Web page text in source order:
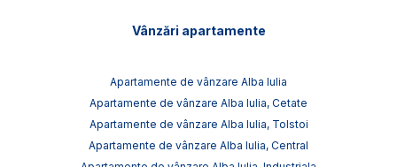
Vânzări apartamente
Apartamente de vânzare Alba Iulia
Apartamente de vânzare Alba Iulia, Cetate
Apartamente de vânzare Alba Iulia, Tolstoi
Apartamente de vânzare Alba Iulia, Central